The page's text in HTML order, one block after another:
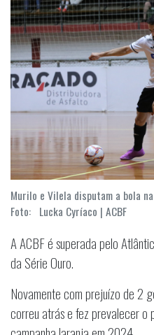
Murilo e Vilela disputam a bola
Foto: Lucka Cyríaco | ACBF
A ACBF é superada pelo
da Série Ouro.
Novamente com prejuízo de 2
correu atrás e fez prevalecer